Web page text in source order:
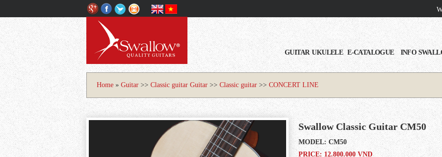
GUITAR UKULELE E-CATALOGUE INFO
Home» Guitar>> Classic guitar Guitar>> Classic guitar>> CONCERT LINE
Swallow Classic Guitar CM50
MODEL: CM50
PRICE: 12.800.000 VND